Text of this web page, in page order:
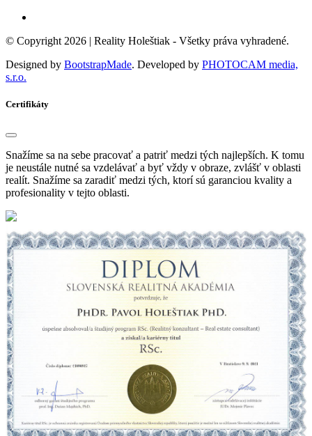
© Copyright 2026 | Reality Holeštiak - Všetky práva vyhradené.
Designed by BootstrapMade. Developed by PHOTOCAM media,
s.r.o.
Certifikáty
Snažíme sa na sebe pracovať a patriť medzi tých najlepších. K tomu
je neustále nutné sa vzdelávať a byť vždy v obraze, zvlášť v oblasti
realít. Snažíme sa zaradiť medzi tých, ktorí sú garanciou kvality a
profesionality v tejto oblasti.